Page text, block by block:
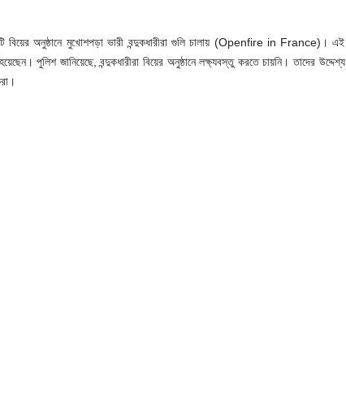
বিয়ের অনুষ্ঠানে মুখোশপড়া ভারী বন্দুকধারীরা গুলি চালায় (Openfire in France)। এই
পুলিশ জানিয়েছে, বন্দুকধারীরা বিয়ের অনুষ্ঠানে লক্ষ্যবস্তু করতে চায়নি। তাদের উদ্দেশ্য